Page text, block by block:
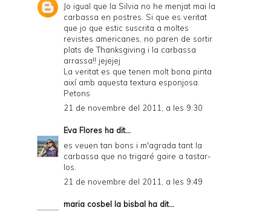
Jo igual que la Silvia no he menjat mai la
carbassa en postres. Si que es veritat
que jo que estic suscrita a moltes
revistes americanes, no paren de sortir
plats de Thanksgiving i la carbassa
arrassa!! jejejej
La veritat es que tenen molt bona pinta
així amb aquesta textura esponjosa.
Petons
21 de novembre del 2011, a les 9:30
Eva Flores ha dit...
es veuen tan bons i m'agrada tant la
carbassa que no trigaré gaire a tastar-
los.
21 de novembre del 2011, a les 9:49
maria cosbel la bisbal ha dit...